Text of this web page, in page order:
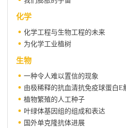
化学
化学工程与生物工程的未来
为化学工业植树
生物
一种令人难以置信的现象
由极稀释的抗血清抗免疫球蛋白E
植物繁殖的人工种子
叶绿体基因组的组成和表达
国外单克隆抗体进展